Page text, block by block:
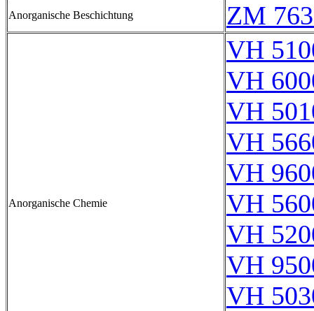
Anorganische Beschichtung ZM
Anorganische Chemie
VH
VH
VH
VH
VH
VH
VH
VH
VH